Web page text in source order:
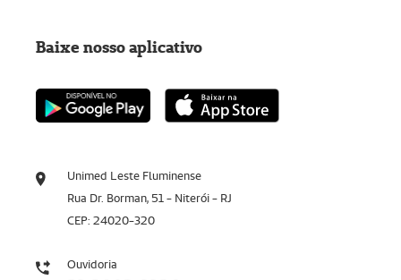
Unimed Leste Fluminense
Rua Dr. Borman, 51 - Niterói - RJ
CEP: 24020-320
Ouvidoria
Baixe nosso aplicativo